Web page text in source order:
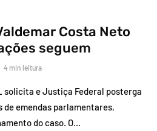
Costa Neto
seguem
4 min leitura
solicita e Justiça Federal posterga
emendas parlamentares,
do caso. O…